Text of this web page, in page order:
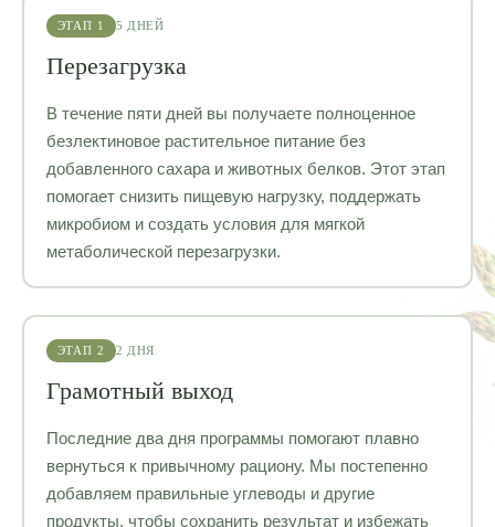
ЭТАП 1 5 ДНЕЙ
Перезагрузка
В течение пяти дней вы получаете полноценное
безлектиновое растительное питание без
добавленного сахара и животных белков. Этот этап
помогает снизить пищевую нагрузку, поддержать
микробиом и создать условия для мягкой
метаболической перезагрузки.
ЭТАП 2 2 ДНЯ
Грамотный выход
Последние два дня программы помогают плавно
вернуться к привычному рациону. Мы постепенно
добавляем правильные углеводы и другие
продукты, чтобы сохранить результат и избежать